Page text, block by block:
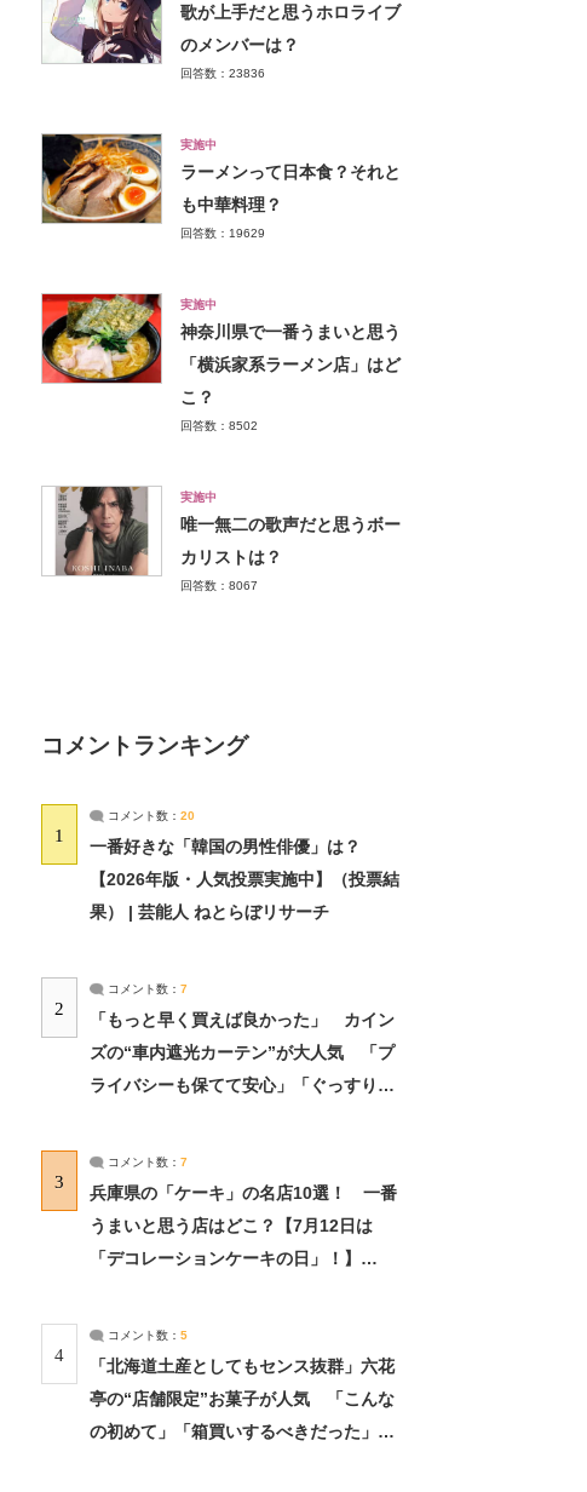
歌が上手だと思うホロライブ
のメンバーは？
回答数：23836
実施中
ラーメンって日本食？それと
も中華料理？
回答数：19629
実施中
神奈川県で一番うまいと思う
「横浜家系ラーメン店」はど
こ？
回答数：8502
実施中
唯一無二の歌声だと思うボー
カリストは？
回答数：8067
コメントランキング
1
コメント数： 20
一番好きな「韓国の男性俳優」は？
【2026年版・人気投票実施中】（投票結
果） | 芸能人 ねとらぼリサーチ
2
コメント数： 7
「もっと早く買えば良かった」 カイン
ズの“車内遮光カーテン”が大人気 「プ
ライバシーも保てて安心」「ぐっすり眠
3
コメント数： 7
兵庫県の「ケーキ」の名店10選！ 一番
うまいと思う店はどこ？【7月12日は
「デコレーションケーキの日」！】
4
コメント数： 5
「北海道土産としてもセンス抜群」六花
亭の“店舗限定”お菓子が人気 「こんな
の初めて」「箱買いするべきだった」